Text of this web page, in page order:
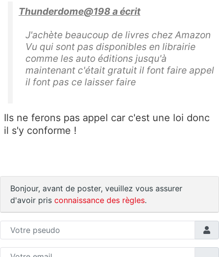
Thunderdome@198 a écrit
J'achète beaucoup de livres chez Amazon
Vu qui sont pas disponibles en librairie
comme les auto éditions jusqu'à
maintenant c'était gratuit il font faire appel
il font pas ce laisser faire
Ils ne ferons pas appel car c'est une loi donc
il s'y conforme !
Bonjour, avant de poster, veuillez vous assurer
d'avoir pris connaissance des règles.